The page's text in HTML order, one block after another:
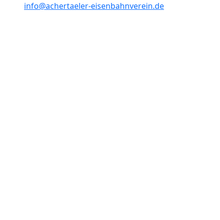
info@achertaeler-eisenbahnverein.de